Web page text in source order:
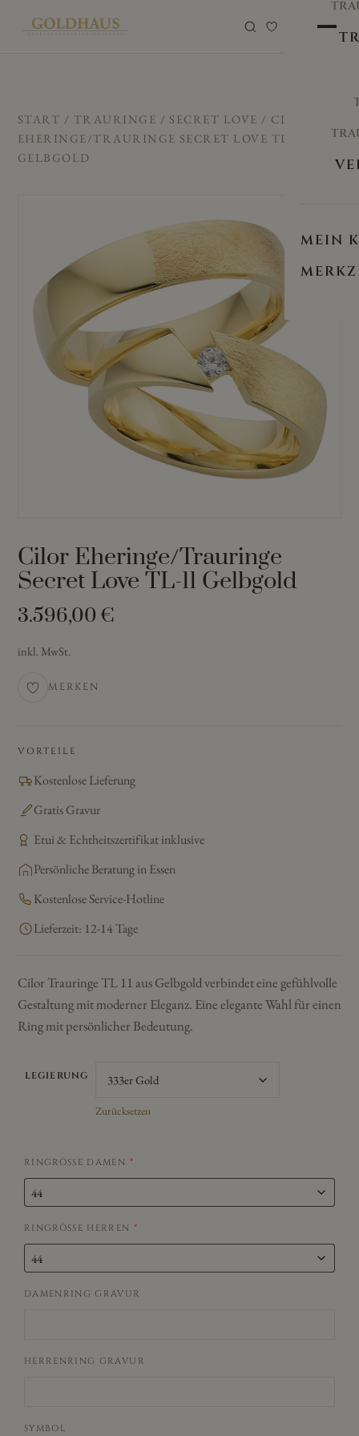
MEIN
START / TRAURINGE / SECRET LOVE / CILOR
EHERINGE/TRAURINGE SECRET LOVE TL-11
GELBGOLD
Cilor Eheringe/Trauringe
Secret Love TL-11 Gelbgold
3.596,00 €
inkl. MwSt.
MERKEN
VORTEILE
Kostenlose Lieferung
Gratis Gravur
Etui & Echtheitszertifikat inklusive
Persönliche Beratung in Essen
Kostenlose Service-Hotline
Lieferzeit: 12-14 Tage
Cilor Trauringe TL 11 aus Gelbgold verbindet eine gefühlvolle
Gestaltung mit moderner Eleganz. Eine elegante Wahl für einen
Ring mit persönlicher Bedeutung.
LEGIERUNG
Zurücksetzen
RINGRÖSSE DAMEN *
RINGRÖSSE HERREN *
DAMENRING GRAVUR
HERRENRING GRAVUR
SYMBOL